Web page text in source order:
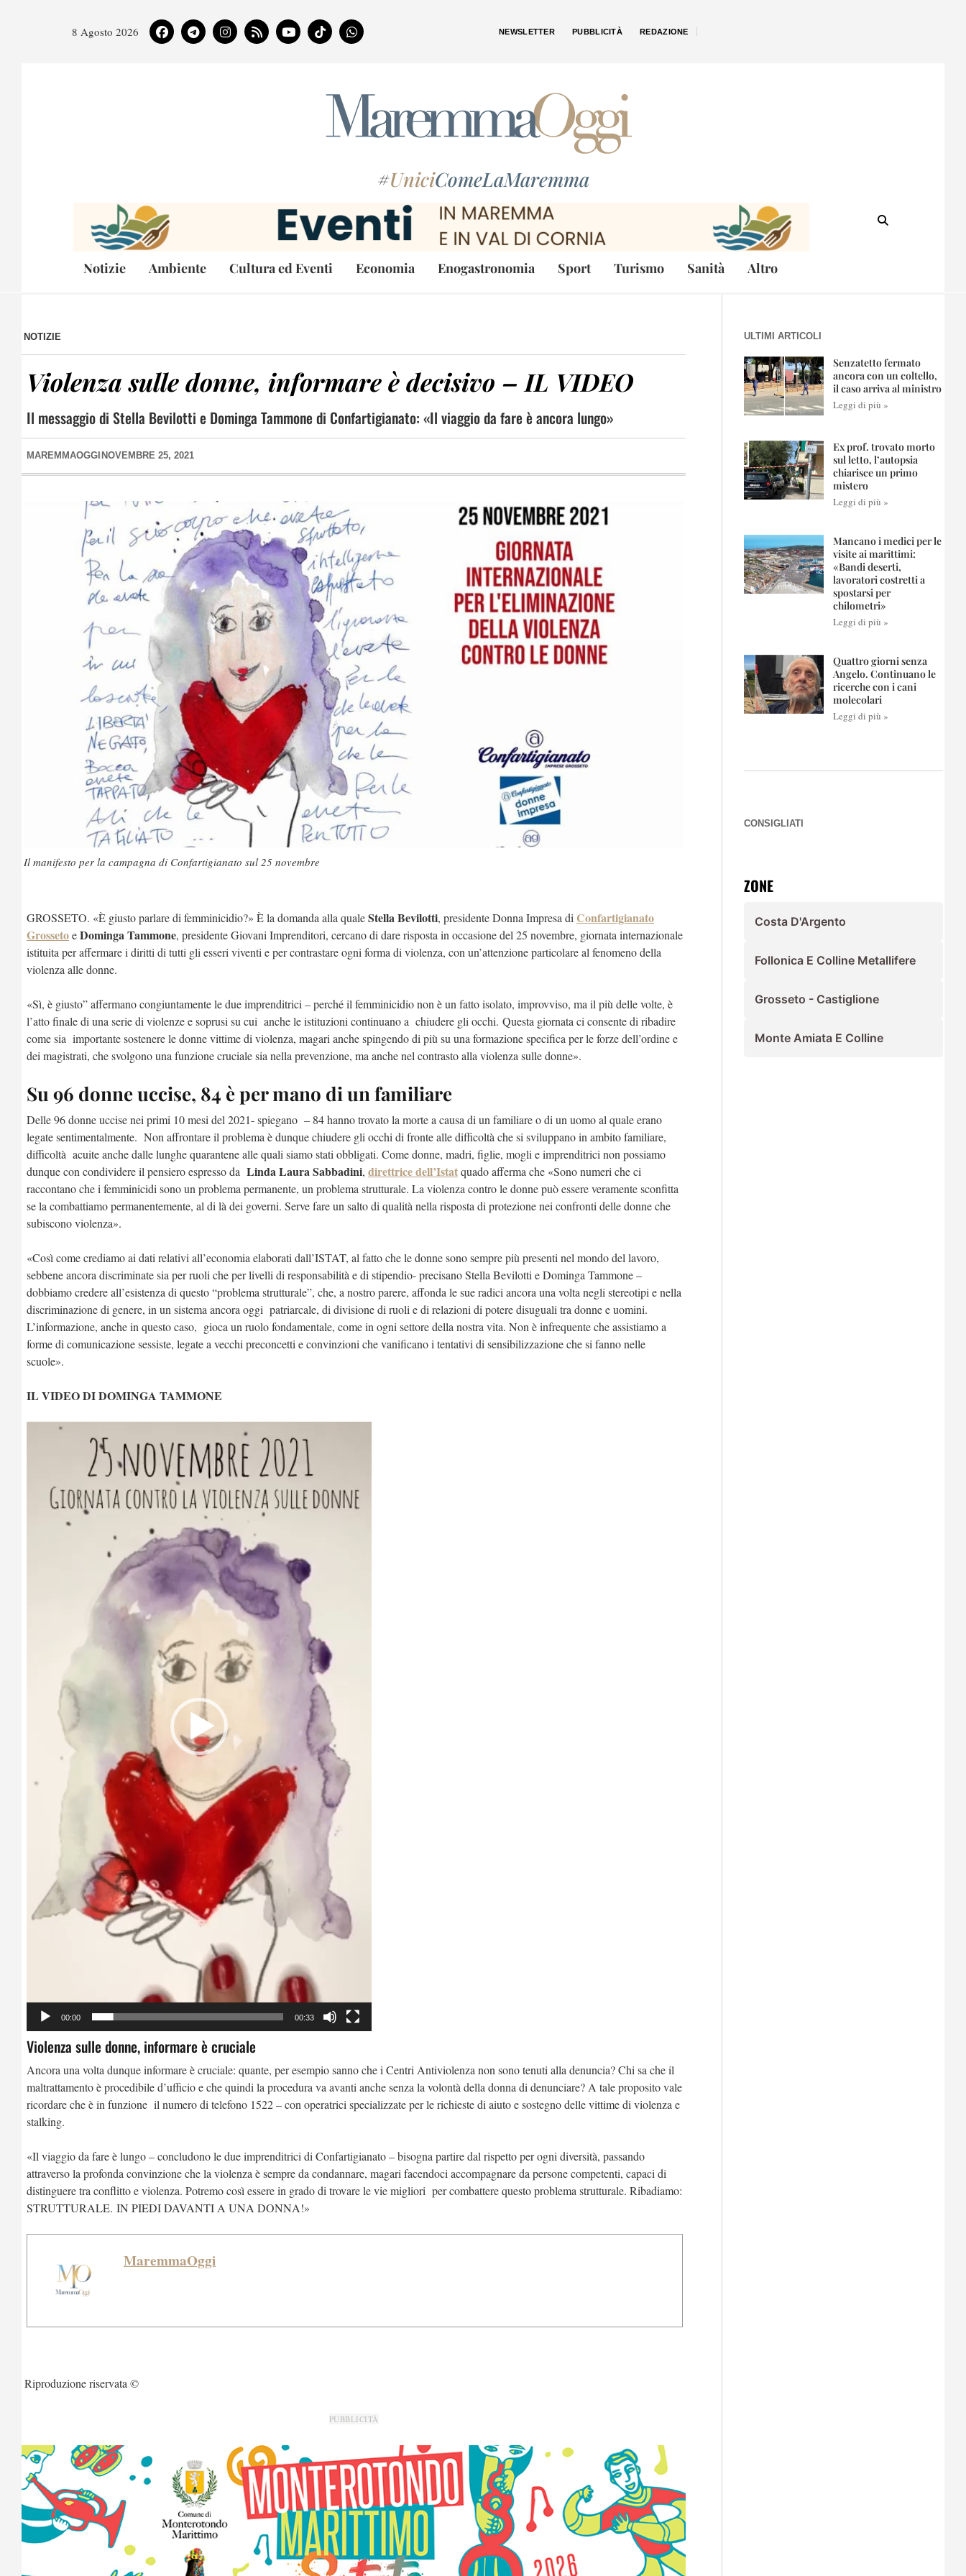
8 Agosto 2026 NEWSLETTER PUBBLICITÀ REDAZIONE
#UniciComeLaMaremma
Notizie Ambiente Cultura ed Eventi Economia Enogastronomia Sport Turismo Sanità Altro
NOTIZIE
Violenza sulle donne, informare è decisivo – IL VIDEO
Il messaggio di Stella Bevilotti e Dominga Tammone di Confartigianato: «Il viaggio da fare è ancora lungo»
MAREMMAOGGI NOVEMBRE 25, 2021
Il manifesto per la campagna di Confartigianato sul 25 novembre
GROSSETO. «È giusto parlare di femminicidio?» È la domanda alla qualeStella Bevilotti, presidente Donna Impresa di Confartigianato
GrossetoeDominga Tammone, presidente Giovani Imprenditori, cercano di dare risposta in occasione del 25 novembre, giornata internazionale
istituita per affermare i diritti di tutti gli esseri viventi e per contrastare ogni forma di violenza, con un’attenzione particolare al fenomeno della
violenza alle donne.
«Sì, è giusto” affermano congiuntamente le due imprenditrici – perché il femminicidio non è un fatto isolato, improvviso, ma il più delle volte, è
l’atto finale di una serie di violenze e soprusi su cui anche le istituzioni continuano a chiudere gli occhi. Questa giornata ci consente di ribadire
come sia importante sostenere le donne vittime di violenza, magari anche spingendo di più su una formazione specifica per le forze dell’ordine e
dei magistrati, che svolgono una funzione cruciale sia nella prevenzione, ma anche nel contrasto alla violenza sulle donne».
Su 96 donne uccise, 84 è per mano di un familiare
Delle 96 donne uccise nei primi 10 mesi del 2021- spiegano – 84 hanno trovato la morte a causa di un familiare o di un uomo al quale erano
legate sentimentalmente. Non affrontare il problema è dunque chiudere gli occhi di fronte alle difficoltà che si sviluppano in ambito familiare,
difficoltà acuite anche dalle lunghe quarantene alle quali siamo stati obbligati. Come donne, madri, figlie, mogli e imprenditrici non possiamo
dunque con condividere il pensiero espresso da Linda Laura Sabbadini, direttrice dell’Istatquado afferma che «Sono numeri che ci
raccontano che i femminicidi sono un problema permanente, un problema strutturale. La violenza contro le donne può essere veramente sconfitta
se la combattiamo permanentemente, al di là dei governi. Serve fare un salto di qualità nella risposta di protezione nei confronti delle donne che
subiscono violenza».
«Così come crediamo ai dati relativi all’economia elaborati dall’ISTAT, al fatto che le donne sono sempre più presenti nel mondo del lavoro,
sebbene ancora discriminate sia per ruoli che per livelli di responsabilità e di stipendio- precisano Stella Bevilotti e Dominga Tammone –
dobbiamo credere all’esistenza di questo “problema strutturale”, che, a nostro parere, affonda le sue radici ancora una volta negli stereotipi e nella
discriminazione di genere, in un sistema ancora oggi patriarcale, di divisione di ruoli e di relazioni di potere disuguali tra donne e uomini.
L’informazione, anche in questo caso, gioca un ruolo fondamentale, come in ogni settore della nostra vita. Non è infrequente che assistiamo a
forme di comunicazione sessiste, legate a vecchi preconcetti e convinzioni che vanificano i tentativi di sensibilizzazione che si fanno nelle
scuole».
IL VIDEO DI DOMINGA TAMMONE
00:00 00:33
Violenza sulle donne, informare è cruciale
Ancora una volta dunque informare è cruciale: quante, per esempio sanno che i Centri Antiviolenza non sono tenuti alla denuncia? Chi sa che il
maltrattamento è procedibile d’ufficio e che quindi la procedura va avanti anche senza la volontà della donna di denunciare? A tale proposito vale
ricordare che è in funzione il numero di telefono 1522 – con operatrici specializzate per le richieste di aiuto e sostegno delle vittime di violenza e
stalking.
«Il viaggio da fare è lungo – concludono le due imprenditrici di Confartigianato – bisogna partire dal rispetto per ogni diversità, passando
attraverso la profonda convinzione che la violenza è sempre da condannare, magari facendoci accompagnare da persone competenti, capaci di
distinguere tra conflitto e violenza. Potremo così essere in grado di trovare le vie migliori per combattere questo problema strutturale. Ribadiamo:
STRUTTURALE. IN PIEDI DAVANTI A UNA DONNA!»
MaremmaOggi
Riproduzione riservata ©
PUBBLICITÀ
ULTIMI ARTICOLI
Senzatetto fermato
ancora con un coltello,
il caso arriva al ministro
Leggi di più »
Ex prof. trovato morto
sul letto, l’autopsia
chiarisce un primo
mistero
Leggi di più »
Mancano i medici per le
visite ai marittimi:
«Bandi deserti,
lavoratori costretti a
spostarsi per
chilometri»
Leggi di più »
Quattro giorni senza
Angelo. Continuano le
ricerche con i cani
molecolari
Leggi di più »
CONSIGLIATI
ZONE
Costa D'Argento
Follonica E Colline Metallifere
Grosseto - Castiglione
Monte Amiata E Colline